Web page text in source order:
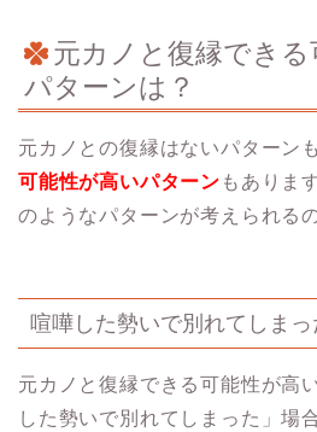
元カノと復縁できる
パターンは？
元カノとの復縁はないパターン
可能性が高いパターン もありま
のようなパターンが考えられる
喧嘩した勢いで別れてしまっ
元カノと復縁できる可能性が高
した勢いで別れてしまった」場